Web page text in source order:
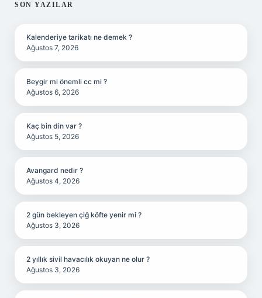
SIDEBAR
SON YAZILAR
Kalenderiye tarikatı ne demek ?
Ağustos 7, 2026
Beygir mi önemli cc mi ?
Ağustos 6, 2026
Kaç bin din var ?
Ağustos 5, 2026
Avangard nedir ?
Ağustos 4, 2026
2 gün bekleyen çiğ köfte yenir mi ?
Ağustos 3, 2026
2 yıllık sivil havacılık okuyan ne olur ?
Ağustos 3, 2026